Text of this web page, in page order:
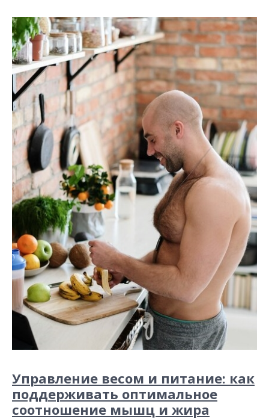
Управление весом и питание: как
поддерживать оптимальное
соотношение мышц и жира